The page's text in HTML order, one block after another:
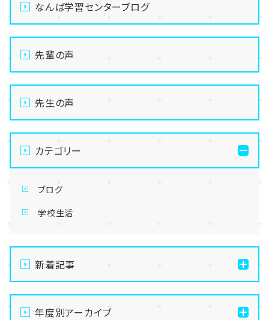
なんば学習センターブログ
先輩の声
先生の声
カテゴリー
ブログ
学校生活
新着記事
【なんば】体験授業で高級感のあるマンゴータルト作り
ました！🥭✨
年度別アーカイブ